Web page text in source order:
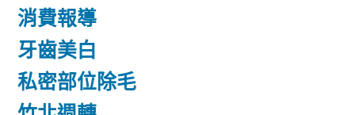
消費報導
牙齒美白
私密部位除毛